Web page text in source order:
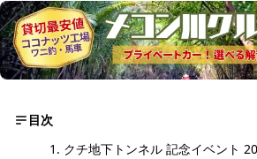
目次
クチ地下トンネル 記念イベント